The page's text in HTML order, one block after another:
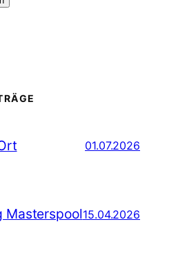
01.07.2026
Masterspool15.04.2026